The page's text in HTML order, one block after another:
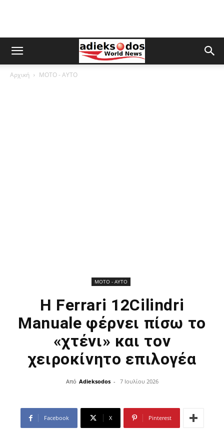
Αρχική ΜOTO - AYTO
ΜOTO - AYTO
Η Ferrari 12Cilindri
Manuale φέρνει πίσω το
«χτένι» και τον
χειροκίνητο επιλογέα
Από Adieksodos - 7 Ιουλίου 2026
Facebook X Pinterest